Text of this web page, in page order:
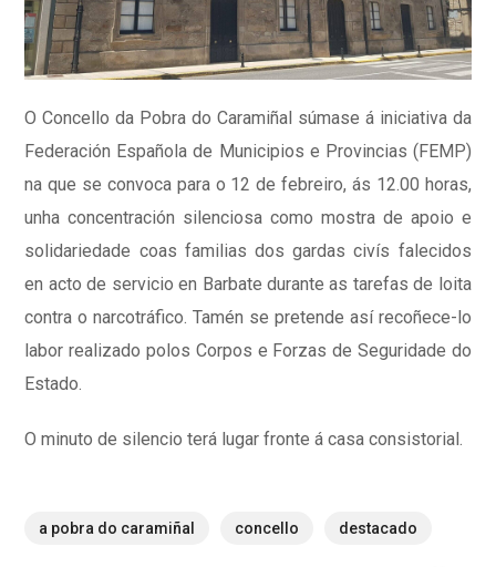
O Concello da Pobra do Caramiñal súmase á iniciativa da
Federación Española de Municipios e Provincias (FEMP)
na que se convoca para o 12 de febreiro, ás 12.00 horas,
unha concentración silenciosa como mostra de apoio e
solidariedade coas familias dos gardas civís falecidos
en acto de servicio en Barbate durante as tarefas de loita
contra o narcotráfico. Tamén se pretende así recoñece-lo
labor realizado polos Corpos e Forzas de Seguridade do
Estado.
O minuto de silencio terá lugar fronte á casa consistorial.
a pobra do caramiñal concello destacado